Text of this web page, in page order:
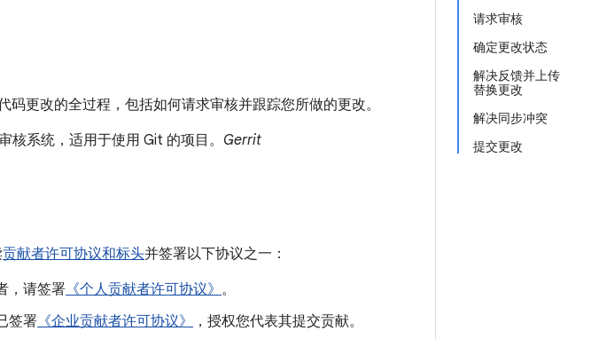
请求审核
确定更改状态
解决反馈并上传
替换更改
解决同步冲突
提交更改
更改的全过程，包括如何请求审核并跟踪您所做的更改。
核系统，适用于使用 Git 的项目。 Gerrit
贡献者许可协议和标头并签署以下协议之一：
，请签署 《个人贡献者许可协议》 。
签署 《企业贡献者许可协议》 ，授权您代表其提交贡献。